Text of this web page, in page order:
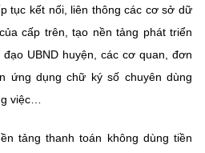
tục kết nối, liên thông các cơ sở dữ
cấp trên, tạo nền tảng phát triển
UBND huyện, các cơ quan, đơn
ứng dụng chữ ký số chuyên dùng
việc…
tảng thanh toán không dùng tiền